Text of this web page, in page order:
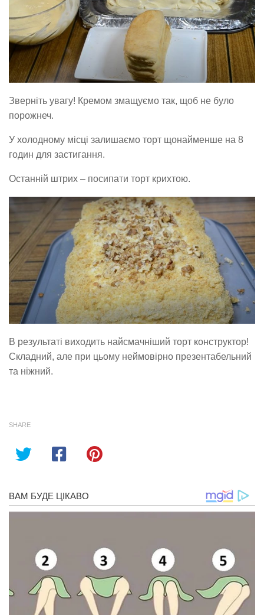
Зверніть увагу! Кремом змащуємо так, щоб не було
порожнеч.
У холодному місці залишаємо торт щонайменше на 8
годин для застигання.
Останній штрих – посипати торт крихтою.
В результаті виходить найсмачніший торт конструктор!
Складний, але при цьому неймовірно презентабельний
та ніжний.
SHARE